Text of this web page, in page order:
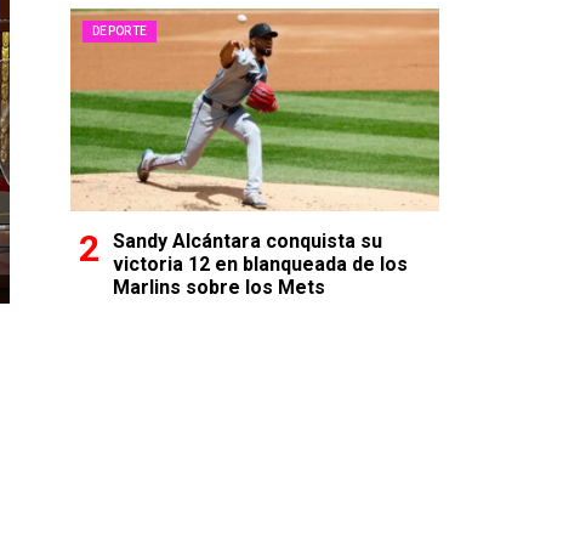
DEPORTE
Sandy Alcántara conquista su
victoria 12 en blanqueada de los
Marlins sobre los Mets